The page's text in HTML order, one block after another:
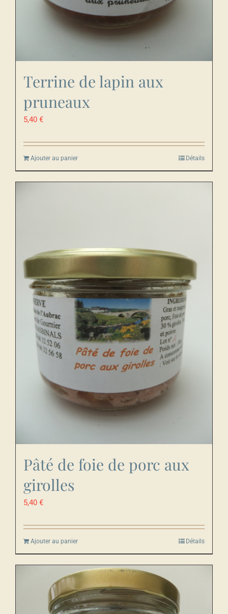
Terrine de lapin aux
pruneaux
5,40 €
Ajouter au panier Détails
Pâté de foie de porc aux
girolles
5,40 €
Ajouter au panier Détails